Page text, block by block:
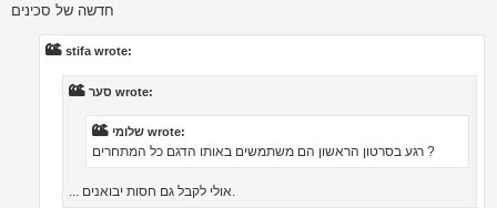
חדשה של סכינים
stifa wrote:
סער wrote:
שלומי wrote:
רגע בסרטון הראשון הם משתמשים באותו הדגם כל המתחרים ?
... אולי לקבל גם חסות יבואנים.